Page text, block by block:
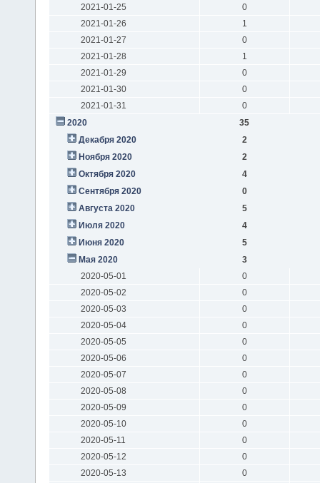
2021-01-25
0
2021-01-26
1
2021-01-27
0
2021-01-28
1
2021-01-29
0
2021-01-30
0
2021-01-31
0
2020
35
Декабря 2020
2
Ноября 2020
2
Октября 2020
4
Сентября 2020
0
Августа 2020
5
Июля 2020
4
Июня 2020
5
Мая 2020
3
2020-05-01
0
2020-05-02
0
2020-05-03
0
2020-05-04
0
2020-05-05
0
2020-05-06
0
2020-05-07
0
2020-05-08
0
2020-05-09
0
2020-05-10
0
2020-05-11
0
2020-05-12
0
2020-05-13
0